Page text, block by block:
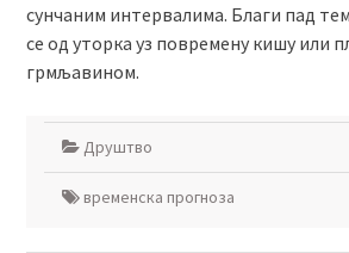
сунчаним интервалима. Благи пад
се од уторка уз повремену кишу или
грмљавином.
Друштво
временска прогноза